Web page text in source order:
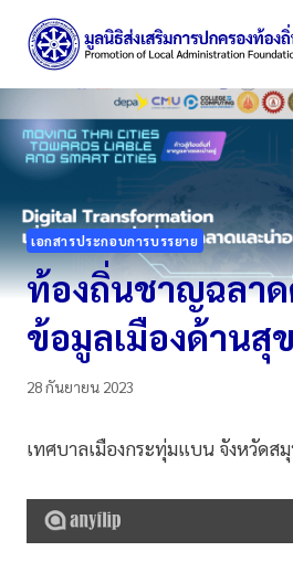
content
เอกสารประกอบการบรรยาย
ท้องถิ่นชาญฉลาด
ข้อมูลเมืองด้านสุ
28 กันยายน 2023
เทศบาลเมืองกระทุ่มแบน จังหวัดส